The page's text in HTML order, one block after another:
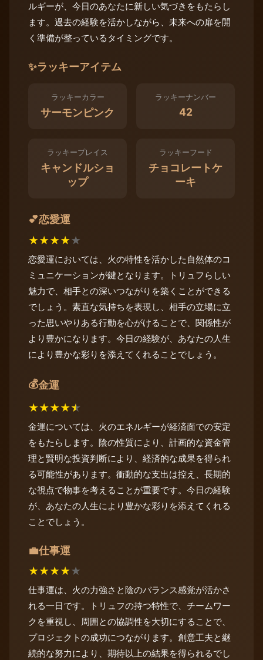
ルギーが、今日のあなたに新しい気づきをもたらし
ます。過去の経験を活かしながら、未来への扉を開
く準備が整っているタイミングです。
✨ラッキーアイテム
ラッキーカラー
サーモンピンク
ラッキーナンバー
42
ラッキープレイス
キャンドルショ
ップ
ラッキーフード
チョコレートケ
ーキ
💕恋愛運
★★★★★
恋愛運においては、火の特性を活かした自然体のコ
ミュニケーションが鍵となります。トリュフらしい
魅力で、相手との深いつながりを築くことができる
でしょう。素直な気持ちを表現し、相手の立場に立
った思いやりある行動を心がけることで、関係性が
より豊かになります。今日の経験が、あなたの人生
により豊かな彩りを添えてくれることでしょう。
💰金運
★★★★★
金運については、火のエネルギーが経済面での安定
をもたらします。陰の性質により、計画的な資金管
理と賢明な投資判断により、経済的な成果を得られ
る可能性があります。衝動的な支出は控え、長期的
な視点で物事を考えることが重要です。今日の経験
が、あなたの人生により豊かな彩りを添えてくれる
ことでしょう。
💼仕事運
★★★★★
仕事運は、火の力強さと陰のバランス感覚が活かさ
れる一日です。トリュフの持つ特性で、チームワー
クを重視し、周囲との協調性を大切にすることで、
プロジェクトの成功につながります。創意工夫と継
続的な努力により、期待以上の結果を得られるでし